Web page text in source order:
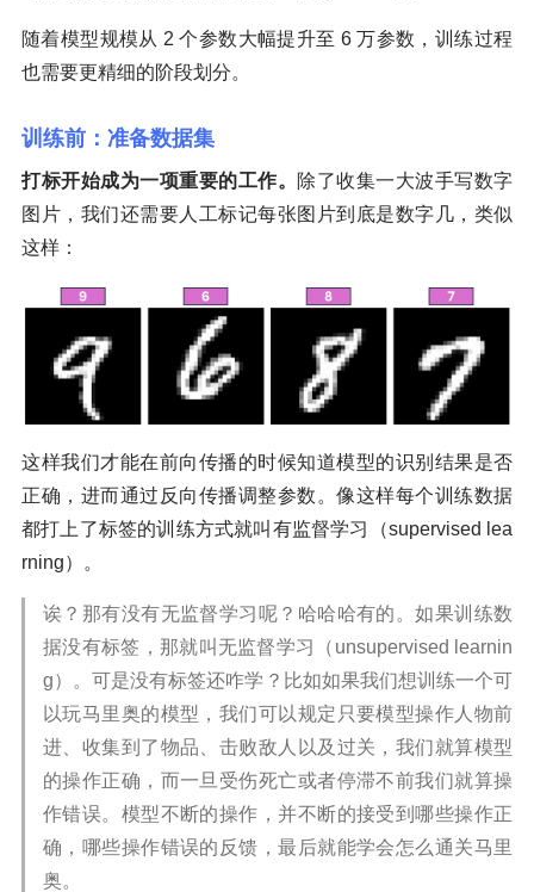
随着模型规模从 2 个参数大幅提升至 6 万参数，训练过程
也需要更精细的阶段划分。
训练前：准备数据集
打标开始成为一项重要的工作。
除了收集一大波手写数字
图片，我们还需要人工标记每张图片到底是数字几，类似
这样：
这样我们才能在前向传播的时候知道模型的识别结果是否
正确，进而通过反向传播调整参数。像这样每个训练数据
都打上了标签的训练方式就叫有监督学习（supervised lea
rning）。
诶？那有没有无监督学习呢？哈哈哈有的。如果训练数
据没有标签，那就叫无监督学习（unsupervised learnin
g）。可是没有标签还咋学？比如如果我们想训练一个可
以玩马里奥的模型，我们可以规定只要模型操作人物前
进、收集到了物品、击败敌人以及过关，我们就算模型
的操作正确，而一旦受伤死亡或者停滞不前我们就算操
作错误。模型不断的操作，并不断的接受到哪些操作正
确，哪些操作错误的反馈，最后就能学会怎么通关马里
奥。